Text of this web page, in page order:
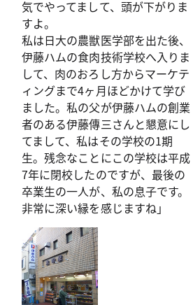
気でやってまして、頭が下がりま
すよ。
私は日大の農獣医学部を出た後、
伊藤ハムの食肉技術学校へ入りま
して、肉のおろし方からマーケテ
ィングまで4ヶ月ほどかけて学び
ました。私の父が伊藤ハムの創業
者のある伊藤傳三さんと懇意にし
てまして、私はその学校の1期
生。残念なことにこの学校は平成
7年に閉校したのですが、最後の
卒業生の一人が、私の息子です。
非常に深い縁を感じますね」